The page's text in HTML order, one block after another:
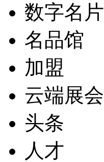
数字名片
名品馆
加盟
云端展会
头条
人才